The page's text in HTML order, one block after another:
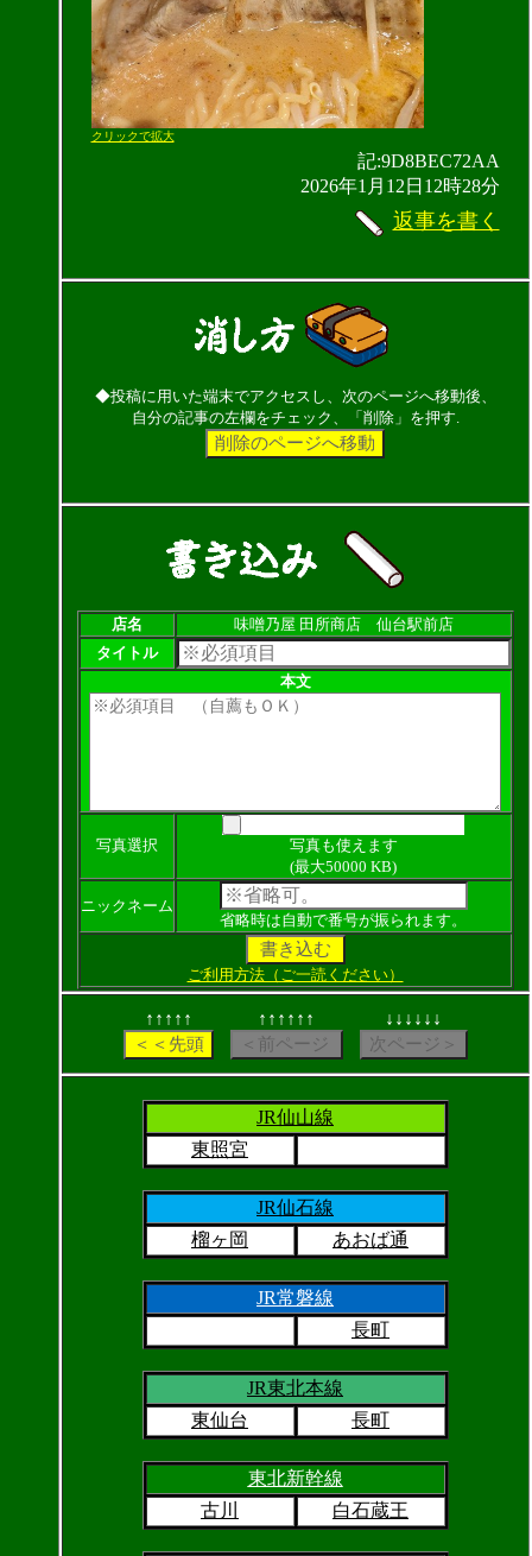
クリックで拡大
記:9D8BEC72AA
2026年1月12日12時28分
返事を書く
◆投稿に用いた端末でアクセスし、次のページへ移動後、
自分の記事の左欄をチェック、「削除」を押す.
店名
味噌乃屋 田所商店 仙台駅前店
タイトル
本文
写真選択
写真も使えます
(最大50000 KB)
ニックネーム
省略時は自動で番号が振られます。
ご利用方法（ご一読ください）
↑↑↑↑↑ ↑↑↑↑↑↑ ↓↓↓↓↓↓
JR仙山線
東照宮
JR仙石線
榴ヶ岡
あおば通
JR常磐線
長町
JR東北本線
東仙台
長町
東北新幹線
古川
白石蔵王